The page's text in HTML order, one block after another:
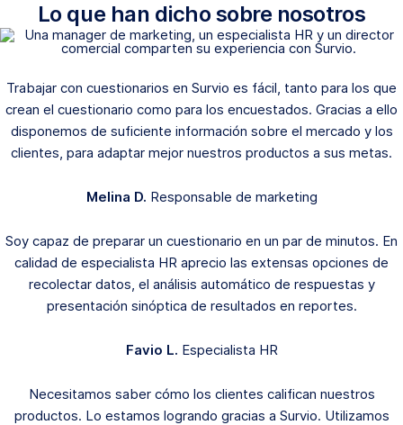
Lo que han dicho sobre nosotros
Trabajar con cuestionarios en Survio es fácil, tanto para los que
crean el cuestionario como para los encuestados. Gracias a ello
disponemos de suficiente información sobre el mercado y los
clientes, para adaptar mejor nuestros productos a sus metas.
Melina D. Responsable de marketing
Soy capaz de preparar un cuestionario en un par de minutos. En
calidad de especialista HR aprecio las extensas opciones de
recolectar datos, el análisis automático de respuestas y
presentación sinóptica de resultados en reportes.
Favio L. Especialista HR
Necesitamos saber cómo los clientes califican nuestros
productos. Lo estamos logrando gracias a Survio. Utilizamos